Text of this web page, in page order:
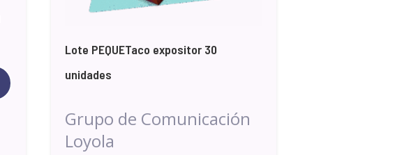
Lote PEQUETaco expositor 30
unidades
Grupo de Comunicación
Loyola